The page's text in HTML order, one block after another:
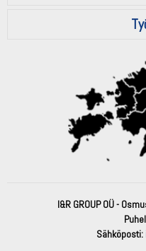
I&R GROUP OÜ -
Sähköposti: